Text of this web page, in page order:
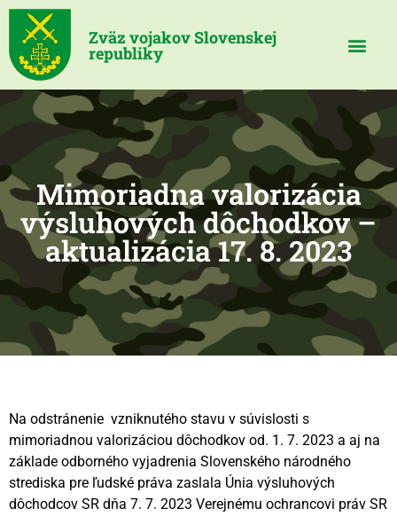
Zväz vojakov Slovenskej
republiky
Mimoriadna valorizácia
výsluhových dôchodkov –
aktualizácia 17. 8. 2023
Na odstránenie vzniknutého stavu v súvislosti s
mimoriadnou valorizáciou dôchodkov od. 1. 7. 2023 a aj na
základe odborného vyjadrenia Slovenského národného
strediska pre ľudské práva zaslala Únia výsluhových
dôchodcov SR dňa 7. 7. 2023 Verejnému ochrancovi práv SR